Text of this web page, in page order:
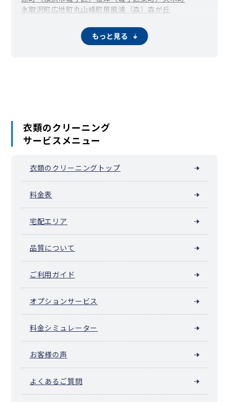
氷取沢町広地町丸山峰町屏風浦（森）森が丘
もっと見る
衣類のクリーニング
サービスメニュー
衣類のクリーニングトップ
料金表
宅配エリア
品質について
ご利用ガイド
オプションサービス
料金シミュレーター
お客様の声
よくあるご質問